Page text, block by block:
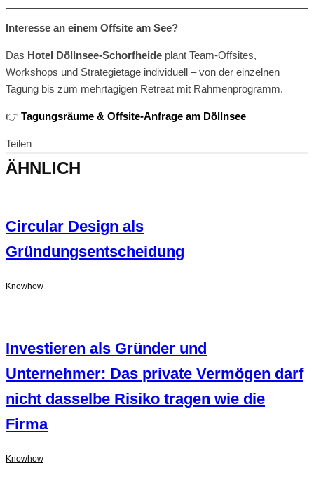
Interesse an einem Offsite am See?
Das Hotel Döllnsee-Schorfheide plant Team-Offsites,
Workshops und Strategietage individuell – von der einzelnen
Tagung bis zum mehrtägigen Retreat mit Rahmenprogramm.
👉 Tagungsräume & Offsite-Anfrage am Döllnsee
Teilen
ÄHNLICH
Circular Design als
Gründungsentscheidung
Knowhow
Investieren als Gründer und
Unternehmer: Das private Vermögen darf
nicht dasselbe Risiko tragen wie die
Firma
Knowhow